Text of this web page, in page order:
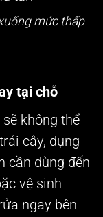
mức thấp
tại chỗ
không thể
cây, dụng
cần dùng đến
vệ sinh
ngay bên